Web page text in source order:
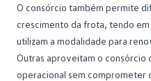
O consórcio também permite
crescimento da frota, tendo
utilizam a modalidade para
Outras aproveitam o
operacional sem comprometer